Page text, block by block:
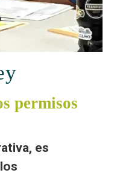
permisos
es